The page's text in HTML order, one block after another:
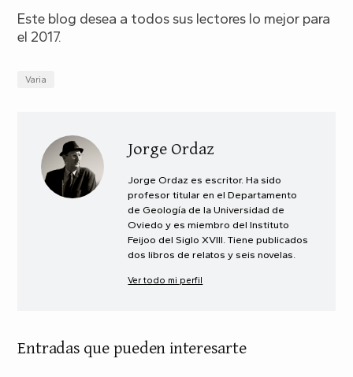
Este blog desea a todos sus lectores lo mejor para
el 2017.
Varia
Jorge Ordaz
Jorge Ordaz es escritor. Ha sido
profesor titular en el Departamento
de Geología de la Universidad de
Oviedo y es miembro del Instituto
Feijoo del Siglo XVIII. Tiene publicados
dos libros de relatos y seis novelas.
Ver todo mi perfil
Entradas que pueden interesarte